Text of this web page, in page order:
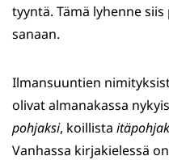
tyyntä. Tämä lyhenne
sanaan.
Ilmansuuntien
olivat almanakassa
pohjaksi, koillista
Vanhassa kirjakielessä